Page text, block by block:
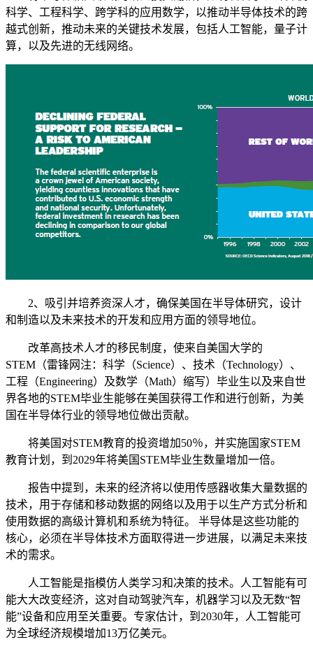
科学、工程科学、跨学科的应用数学，以推动半导体技术的跨
越式创新，推动未来的关键技术发展，包括人工智能，量子计
算，以及先进的无线网络。
2、吸引并培养资深人才，确保美国在半导体研究，设计
和制造以及未来技术的开发和应用方面的领导地位。
改革高技术人才的移民制度，使来自美国大学的
STEM（雷锋网注：科学（Science）、技术（Technology）、
工程（Engineering）及数学（Math）缩写）毕业生以及来自世
界各地的STEM毕业生能够在美国获得工作和进行创新，为美
国在半导体行业的领导地位做出贡献。
将美国对STEM教育的投资增加50％，并实施国家STEM
教育计划，到2029年将美国STEM毕业生数量增加一倍。
报告中提到，未来的经济将以使用传感器收集大量数据的
技术，用于存储和移动数据的网络以及用于以生产方式分析和
使用数据的高级计算机和系统为特征。 半导体是这些功能的
核心，必须在半导体技术方面取得进一步进展，以满足未来技
术的需求。
人工智能是指模仿人类学习和决策的技术。人工智能有可
能大大改变经济，这对自动驾驶汽车，机器学习以及无数“智
能”设备和应用至关重要。专家估计，到2030年，人工智能可
为全球经济规模增加13万亿美元。